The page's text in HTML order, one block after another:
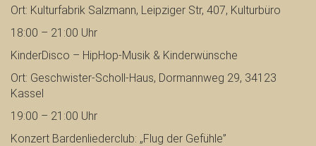
Ort: Kulturfabrik Salzmann, Leipziger Str, 407, Kulturbüro
18:00 – 21:00 Uhr
KinderDisco – HipHop-Musik & Kinderwünsche
Ort: Geschwister-Scholl-Haus, Dormannweg 29, 34123
Kassel
19:00 – 21:00 Uhr
Konzert Bardenliederclub: „Flug der Gefühle”